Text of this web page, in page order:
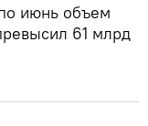
июнь объем
61 млрд